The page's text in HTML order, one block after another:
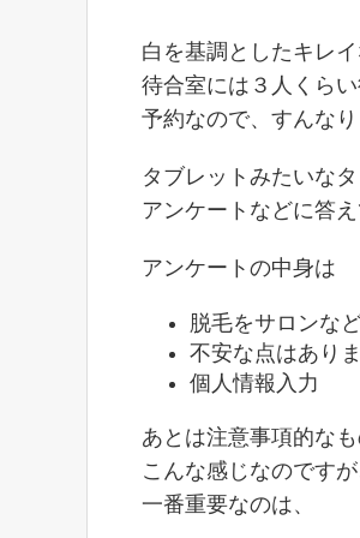
白を基調としたキレイ
待合室には３人くらい
予約なので、すんな
タブレットみたいな
アンケートなどに答
アンケートの中身は
脱毛をサロンな
不安な点はあり
個人情報入力
あとは注意事項的な
こんな感じなのですが
一番重要なのは、